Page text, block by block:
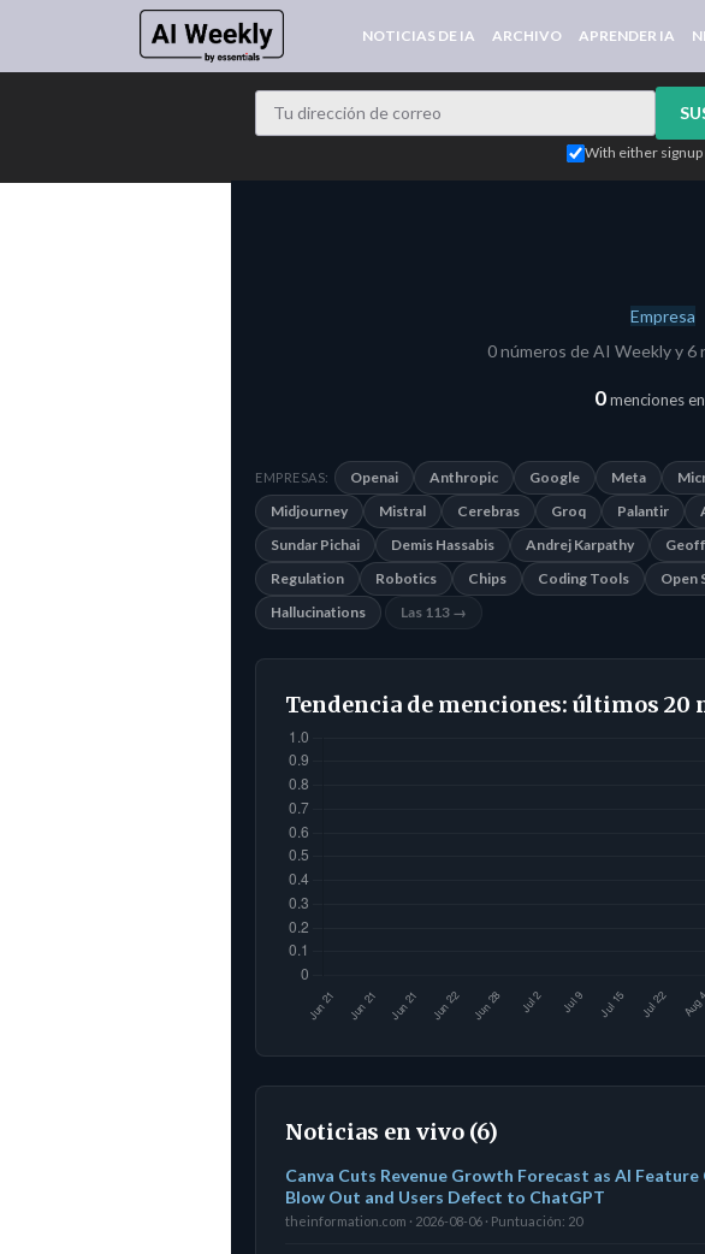
NOTICIAS DE IA ARCHIVO APRENDER IA
With either
Empresa
0 números de AI Weekly y 6
0menciones
EMPRESAS: Openai Anthropic Google Meta
Midjourney
Mistral Cerebras Groq Palantir
Sundar Pichai
Demis Hassabis Andrej Karpathy
Regulation
Robotics Chips Coding Tools Open
Hallucinations
Las 113 →
Tendencia de menciones: últimos 20
Noticias en vivo (6)
Canva Cuts Revenue Growth Forecast as AI Feature
Blow Out and Users Defect to ChatGPT
theinformation.com · 2026-08-06 · Puntuación: 20